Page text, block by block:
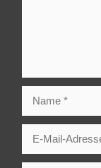
Mail-
Adresse